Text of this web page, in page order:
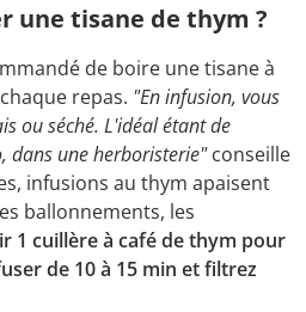
une tisane de thym ?
de boire une tisane à
repas. "En infusion, vous
ou séché. L'idéal étant de
dans une herboristerie"conseille
infusions au thym apaisent
ballonnements, les
1 cuillère à café de thym pour
de 10 à 15 min et filtrez